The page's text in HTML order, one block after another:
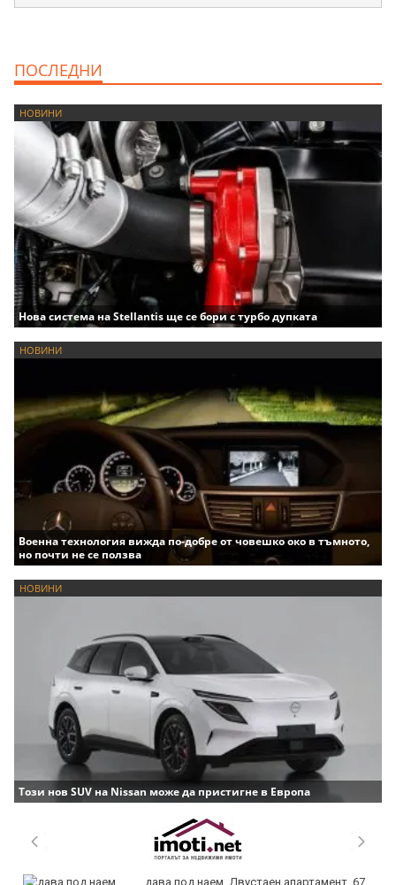
ПОСЛЕДНИ
НОВИНИ
Нова система на Stellantis ще се бори с турбо дупката
НОВИНИ
Военна технология вижда по-добре от човешко око в тъмното,
но почти не се ползва
НОВИНИ
Този нов SUV на Nissan може да пристигне в Европа
дава под наем, Двустаен апартамент, 67